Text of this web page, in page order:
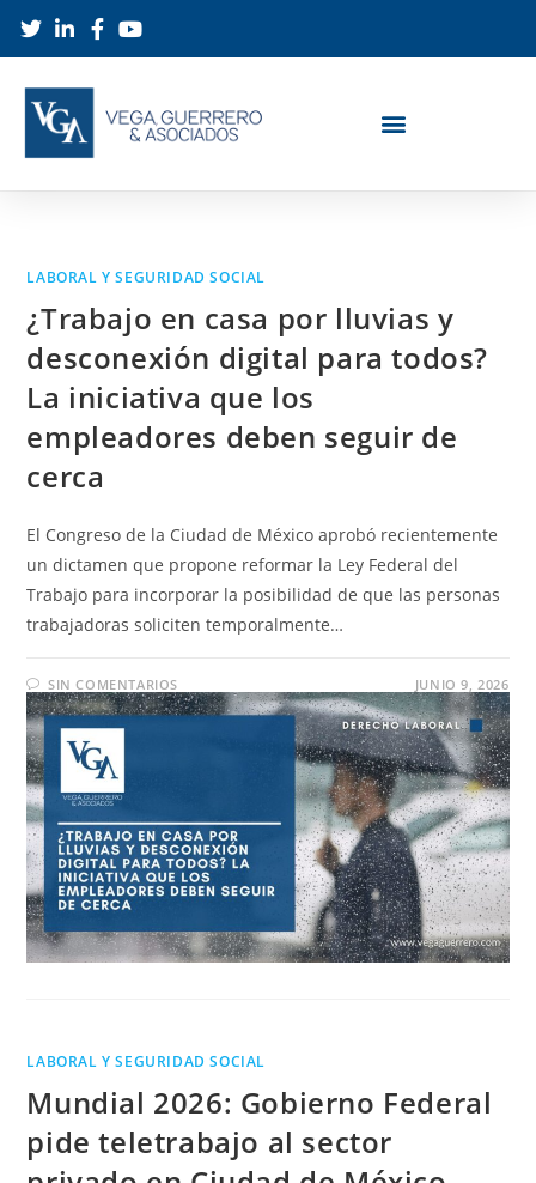
LABORAL Y SEGURIDAD SOCIAL
¿Trabajo en casa por lluvias y
desconexión digital para todos?
La iniciativa que los
empleadores deben seguir de
cerca
El Congreso de la Ciudad de México aprobó recientemente
un dictamen que propone reformar la Ley Federal del
Trabajo para incorporar la posibilidad de que las personas
trabajadoras soliciten temporalmente…
SIN COMENTARIOS JUNIO 9, 2026
LABORAL Y SEGURIDAD SOCIAL
Mundial 2026: Gobierno Federal
pide teletrabajo al sector